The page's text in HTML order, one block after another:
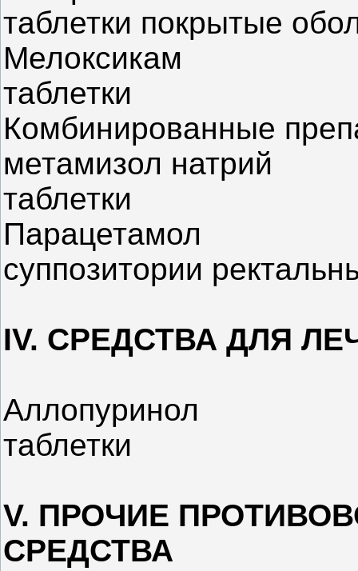
таблетки покрытые
Мелоксикам
таблетки
Комбинированные
метамизол натрий
таблетки
Парацетамол
суппозитории
IV. СРЕДСТВА ДЛЯ
Аллопуринол
таблетки
V. ПРОЧИЕ
СРЕДСТВА